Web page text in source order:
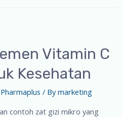
Vitamin C
Kesehatan
/ Bymarketing
contoh zat gizi mikro yang